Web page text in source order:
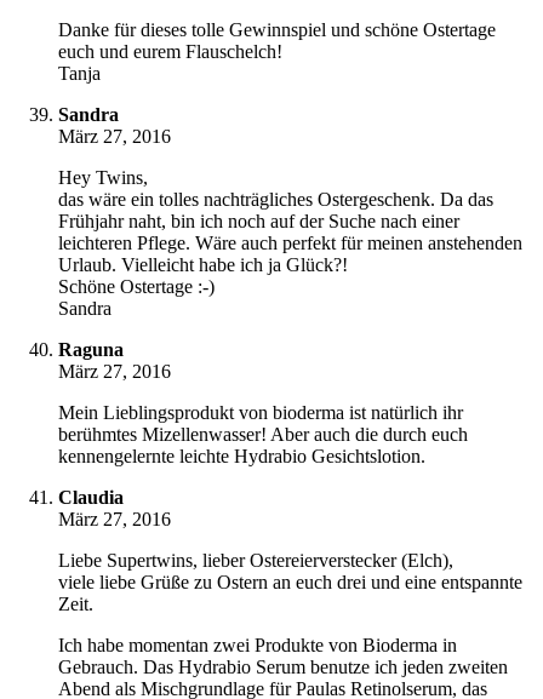
Danke für dieses tolle Gewinnspiel und schöne Ostertage
euch und eurem Flauschelch!
Tanja
Sandra
März 27, 2016
Hey Twins,
das wäre ein tolles nachträgliches Ostergeschenk. Da das
Frühjahr naht, bin ich noch auf der Suche nach einer
leichteren Pflege. Wäre auch perfekt für meinen anstehenden
Urlaub. Vielleicht habe ich ja Glück?!
Schöne Ostertage :-)
Sandra
Raguna
März 27, 2016
Mein Lieblingsprodukt von bioderma ist natürlich ihr
berühmtes Mizellenwasser! Aber auch die durch euch
kennengelernte leichte Hydrabio Gesichtslotion.
Claudia
März 27, 2016
Liebe Supertwins, lieber Ostereierverstecker (Elch),
viele liebe Grüße zu Ostern an euch drei und eine entspannte
Zeit.
Ich habe momentan zwei Produkte von Bioderma in
Gebrauch. Das Hydrabio Serum benutze ich jeden zweiten
Abend als Mischgrundlage für Paulas Retinolserum, das